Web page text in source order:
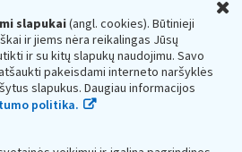
slapukai(angl. cookies). Būtinieji
ir jiems nėra reikalingas Jūsų
ir su kitų slapukų naudojimu. Savo
pakeisdami interneto naršyklės
slapukus. Daugiau informacijos
politika.
ministerijos
asmens kodas — 188659752,
14, 01107 Vilnius, Lietuva, el.paštas:
adresas 188659752
inspekciją prie Lietuvos
kaupiami ir saugomi Juridinių